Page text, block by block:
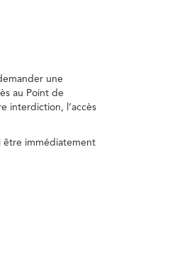
une
au Point de
interdiction, l’accès
être immédiatement